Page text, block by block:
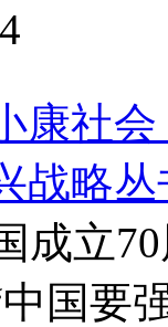
康社
战略丛
成立
国要